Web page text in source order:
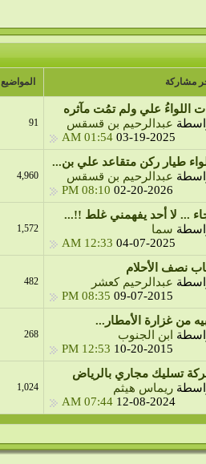
مشاركة المواضيع
اللواءُ علي ولم تمُت مآثره
عبدالرحيم بن قسقس
03-19-2025
01:54 AM
91
طيار ركن متقاعد علي بن...
عبدالرحيم بن قسقس
02-20-2026
08:10 PM
4,960
... لا أحد يفهمني غلط !!...
سما
04-07-2025
12:33 AM
1,572
نصف الأحلام
عبدالرحيم كعشر
09-07-2015
08:35 PM
482
من غزارة الأمطار...
ابن الجنوب
10-20-2015
12:53 PM
268
تسليك مجاري بالرياض
ريماس هيثم
12-08-2024
07:44 AM
1,024